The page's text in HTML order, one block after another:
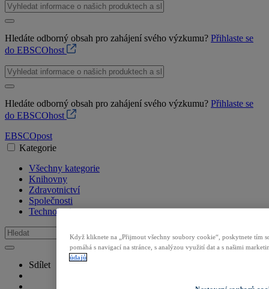
Hledáte odborný obsah pro zahájení svého výzkumu? Přihlaste se
do EBSCOhost
Hledáte odborný obsah pro zahájení svého výzkumu? Přihlaste se
do EBSCOhost
EBSCOpost
Kategorie
Všechny kategorie
Knihovny
Zdravotnictví
Společnosti
Technologie
Sdílet
Když kliknete na „Přijmout všechny soubory cookie“, poskytnete tím
pomáhá s navigací na stránce, s analýzou využití dat a s našimi
údajů